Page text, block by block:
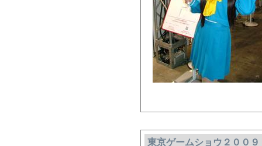
東京ゲームショウ２００９